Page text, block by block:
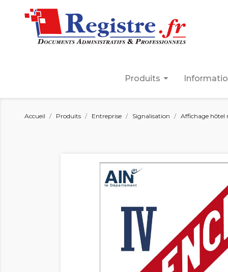
arrow_drop_down
Produits
Accueil Produits Entreprise Signalisation Affichage hôtel